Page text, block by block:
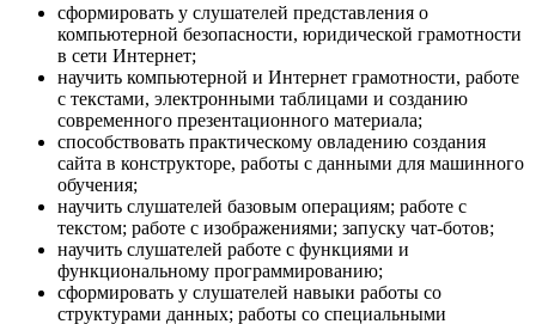
сформировать у слушателей представления о
компьютерной безопасности, юридической грамотности
в сети Интернет;
научить компьютерной и Интернет грамотности, работе
с текстами, электронными таблицами и созданию
современного презентационного материала;
способствовать практическому овладению создания
сайта в конструкторе, работы с данными для машинного
обучения;
научить слушателей базовым операциям; работе с
текстом; работе с изображениями; запуску чат-ботов;
научить слушателей работе с функциями и
функциональному программированию;
сформировать у слушателей навыки работы со
структурами данных; работы со специальными